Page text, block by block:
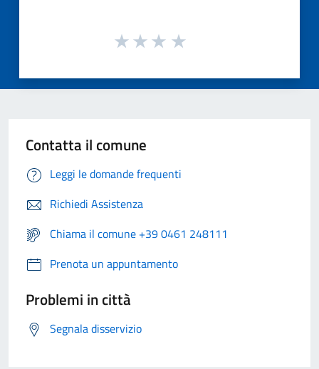
Contatta il comune
Leggi le domande frequenti
Richiedi Assistenza
Chiama il comune +39 0461 248111
Prenota un appuntamento
Problemi in città
Segnala disservizio